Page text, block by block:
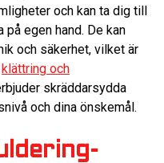
och kan ta dig till
egen hand. De kan
och säkerhet, vilket är
klättring och
skräddarsydda
och dina önskemål.